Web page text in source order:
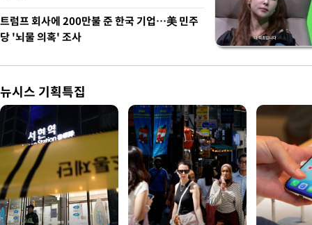
트럼프 회사에 200만불 준 한국 기업…美 민주
당 '뇌물 의혹' 조사
뉴시스 기획특집